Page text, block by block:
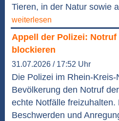
Tieren, in der Natur sowie
weiterlesen
Appell der Polizei: Notruf
blockieren
31.07.2026 / 17:52 Uhr
Die Polizei im Rhein-
Bevölkerung den Notruf
echte Notfälle freizuhalten.
Beschwerden und